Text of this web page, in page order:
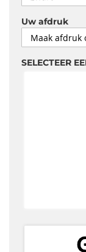
Uw afdruk
SELECTEER